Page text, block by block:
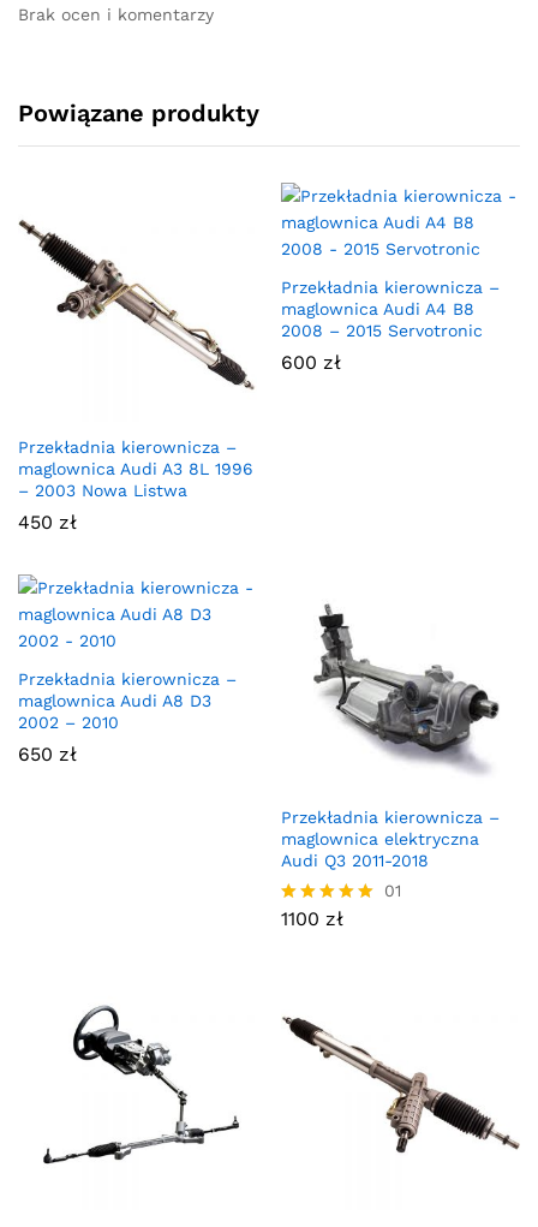
Brak ocen i komentarzy
Powiązane produkty
Przekładnia kierownicza –
maglownica Audi A3 8L 1996
– 2003 Nowa Listwa
450 zł
Przekładnia kierownicza –
maglownica Audi A4 B8
2008 – 2015 Servotronic
600 zł
Przekładnia kierownicza –
maglownica Audi A8 D3
2002 – 2010
650 zł
Przekładnia kierownicza –
maglownica elektryczna
Audi Q3 2011-2018
Oceniono
01
1100 zł